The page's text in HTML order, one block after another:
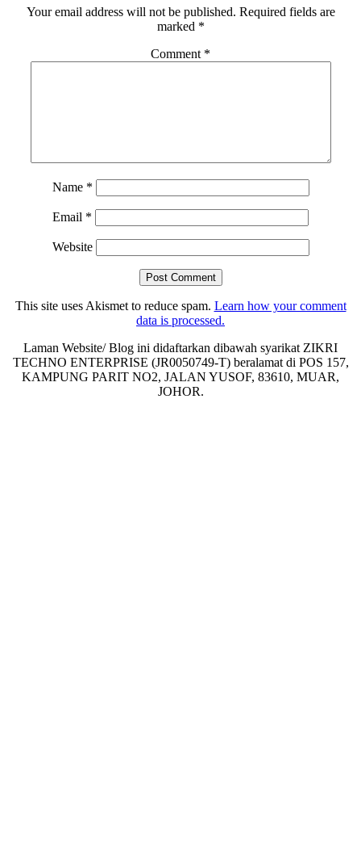
Your email address will not be published. Required fields are
marked *
Comment *
Name *
Email *
Website
This site uses Akismet to reduce spam. Learn how your comment
data is processed.
Laman Website/ Blog ini didaftarkan dibawah syarikat ZIKRI
TECHNO ENTERPRISE (JR0050749-T) beralamat di POS 157,
KAMPUNG PARIT NO2, JALAN YUSOF, 83610, MUAR,
JOHOR.